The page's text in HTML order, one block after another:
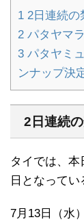
1 2日連続の
2 パタヤマ
3 パタヤミ
ンナップ決
2日連続
タイでは、
日となってい
7月13日（水